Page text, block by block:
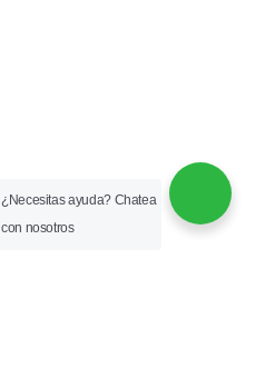
¿Necesitas ayuda? Chatea
con nosotros